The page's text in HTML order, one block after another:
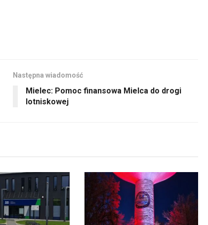
Następna wiadomość
Mielec: Pomoc finansowa Mielca do drogi
lotniskowej